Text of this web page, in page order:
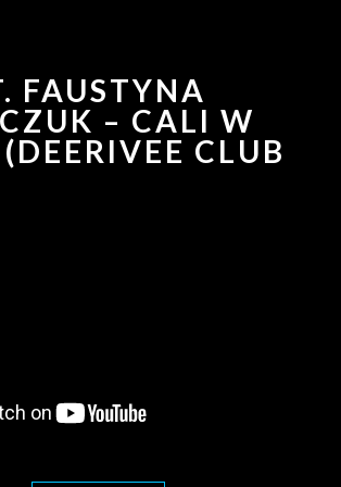
FAUSTYNA
– CALI W
CLUB